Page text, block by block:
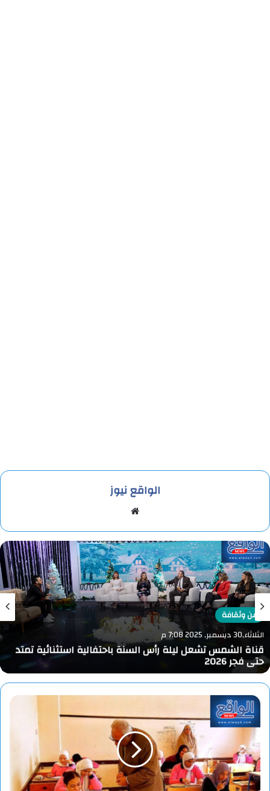
الواقع نيوز
فن وثقافة
الثلاثاء,30 ديسمبر, 2025 7:08 م
قناة الشمس تشعل ليلة رأس السنة باحتفالية استثنائية تمتد
حتى فجر 2026